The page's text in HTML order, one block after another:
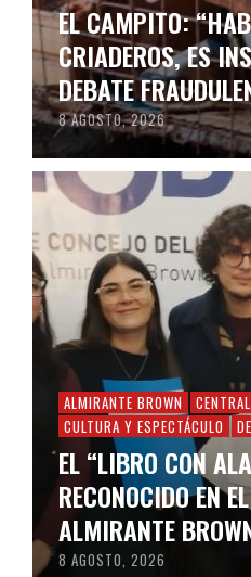
EL CAMPITO:
CRIADEROS, ES
DEBATE
8 AGOSTO, 2026
ALMIRANTE BROWN
CULTURA Y ESPECTÁCULO
EL “LIBRO CON
RECONOCIDO EN
ALMIRANTE
8 AGOSTO, 2026